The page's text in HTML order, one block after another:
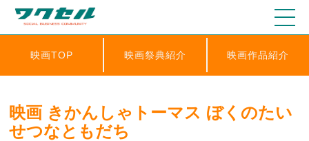
映画TOP 映画祭典紹介 映画作品紹介
映画 きかんしゃトーマス ぼくのたい
せつなともだち